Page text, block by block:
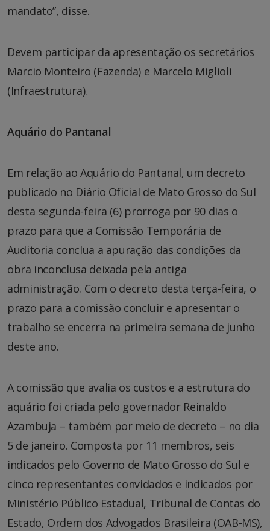
mandato”, disse.
Devem participar da apresentação os secretários
Marcio Monteiro (Fazenda) e Marcelo Miglioli
(Infraestrutura).
Aquário do Pantanal
Em relação ao Aquário do Pantanal, um decreto
publicado no Diário Oficial de Mato Grosso do Sul
desta segunda-feira (6) prorroga por 90 dias o
prazo para que a Comissão Temporária de
Auditoria conclua a apuração das condições da
obra inconclusa deixada pela antiga
administração. Com o decreto desta terça-feira, o
prazo para a comissão concluir e apresentar o
trabalho se encerra na primeira semana de junho
deste ano.
A comissão que avalia os custos e a estrutura do
aquário foi criada pelo governador Reinaldo
Azambuja – também por meio de decreto – no dia
5 de janeiro. Composta por 11 membros, seis
indicados pelo Governo de Mato Grosso do Sul e
cinco representantes convidados e indicados por
Ministério Público Estadual, Tribunal de Contas do
Estado, Ordem dos Advogados Brasileira (OAB-MS),